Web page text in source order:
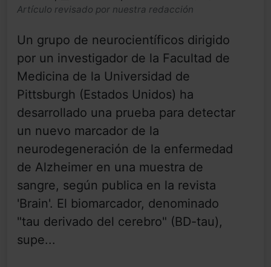
Artículo revisado por nuestra redacción
Un grupo de neurocientíficos dirigido
por un investigador de la Facultad de
Medicina de la Universidad de
Pittsburgh (Estados Unidos) ha
desarrollado una prueba para detectar
un nuevo marcador de la
neurodegeneración de la enfermedad
de Alzheimer en una muestra de
sangre, según publica en la revista
'Brain'. El biomarcador, denominado
"tau derivado del cerebro" (BD-tau),
supe...